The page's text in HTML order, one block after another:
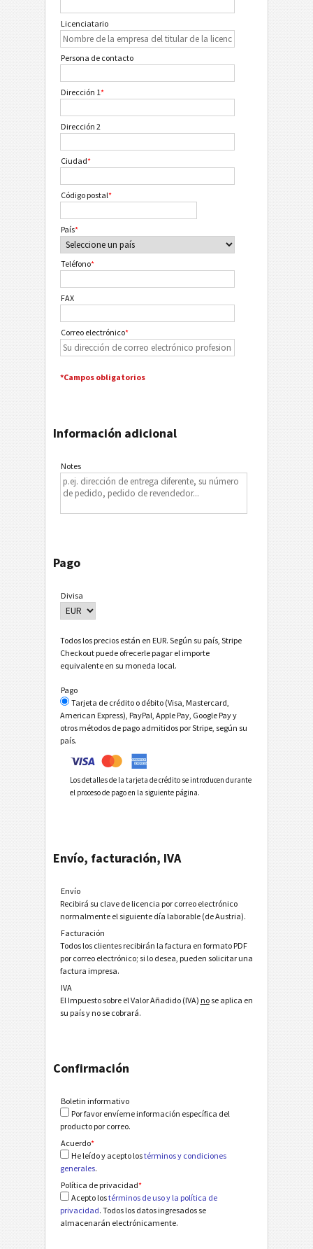
Licenciatario
Persona de contacto
Dirección 1*
Dirección 2
Ciudad*
Código postal*
País*
Teléfono*
FAX
Correo electrónico*
*Campos obligatorios
Información adicional
Notes
Pago
Divisa
Todos los precios están en EUR. Según su país, Stripe
Checkout puede ofrecerle pagar el importe
equivalente en su moneda local.
Pago
Tarjeta de crédito o débito (Visa, Mastercard,
American Express), PayPal, Apple Pay, Google Pay y
otros métodos de pago admitidos por Stripe, según su
país.
Los detalles de la tarjeta de crédito se introducen durante
el proceso de pago en la siguiente página.
Envío, facturación, IVA
Envío
Recibirá su clave de licencia por correo electrónico
normalmente el siguiente día laborable (de Austria).
Facturación
Todos los clientes recibirán la factura en formato PDF
por correo electrónico; si lo desea, pueden solicitar una
factura impresa.
IVA
El Impuesto sobre el Valor Añadido (IVA) nose aplica en
su país y no se cobrará.
Confirmación
Boletin informativo
Por favor envíeme información específica del
producto por correo.
Acuerdo*
He leído y acepto lostérminos y condiciones
generales.
Política de privacidad*
Acepto lostérminos de uso y la política de
privacidad. Todos los datos ingresados se
almacenarán electrónicamente.